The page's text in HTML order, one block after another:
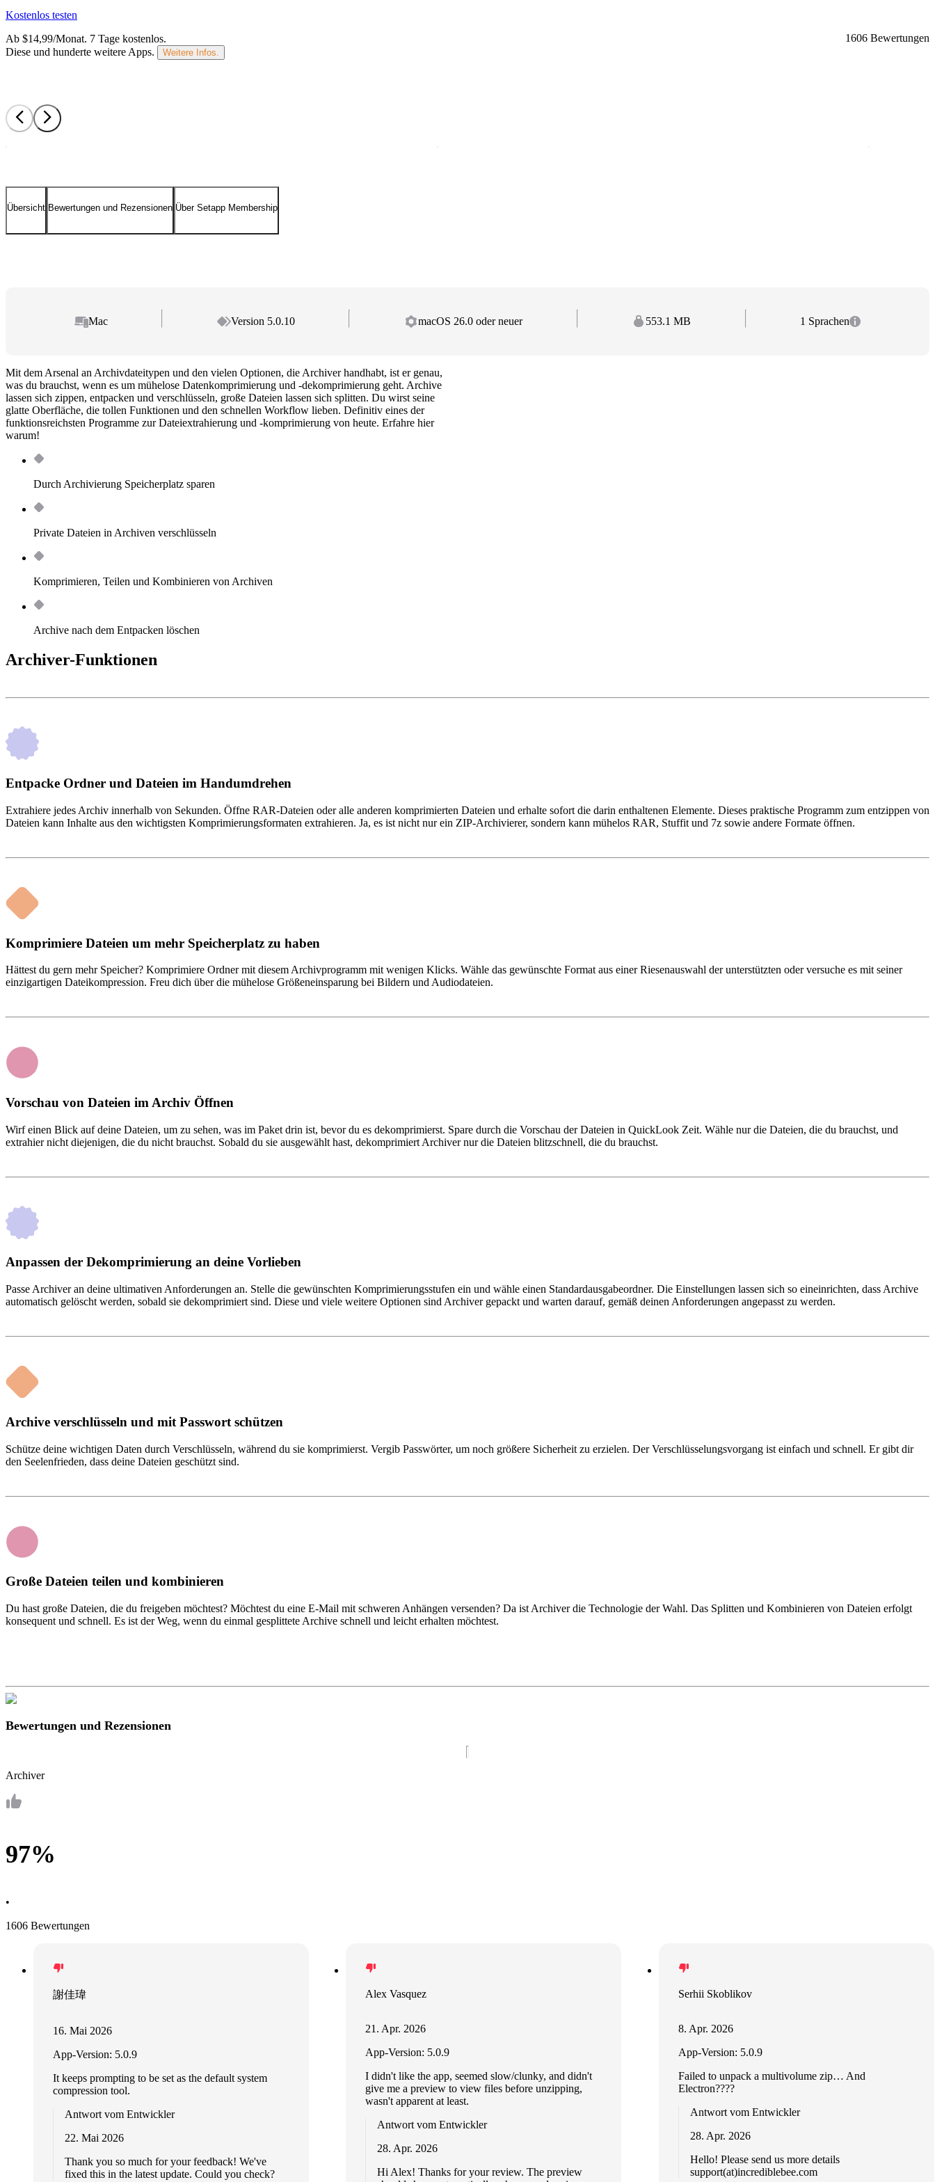
1606 Bewertungen
Kostenlos testen
Ab $14,99/Monat. 7 Tage kostenlos.
Diese und hunderte weitere Apps.
Weitere Infos.
Übersicht Bewertungen und Rezensionen Über Setapp Membership
Mac Version 5.0.10 macOS 26.0 oder neuer 553.1 MB 1 Sprachen
Mit dem Arsenal an Archivdateitypen und den vielen Optionen, die Archiver handhabt, ist er genau,
was du brauchst, wenn es um mühelose Datenkomprimierung und -dekomprimierung geht. Archive
lassen sich zippen, entpacken und verschlüsseln, große Dateien lassen sich splitten. Du wirst seine
glatte Oberfläche, die tollen Funktionen und den schnellen Workflow lieben. Definitiv eines der
funktionsreichsten Programme zur Dateiextrahierung und -komprimierung von heute. Erfahre hier
warum!
Durch Archivierung Speicherplatz sparen
Private Dateien in Archiven verschlüsseln
Komprimieren, Teilen und Kombinieren von Archiven
Archive nach dem Entpacken löschen
Archiver-Funktionen
Entpacke Ordner und Dateien im Handumdrehen
Extrahiere jedes Archiv innerhalb von Sekunden. Öffne RAR-Dateien oder alle anderen komprimierten Dateien und erhalte sofort die darin enthaltenen Elemente. Dieses praktische Programm zum entzippen von
Dateien kann Inhalte aus den wichtigsten Komprimierungsformaten extrahieren. Ja, es ist nicht nur ein ZIP-Archivierer, sondern kann mühelos RAR, Stuffit und 7z sowie andere Formate öffnen.
Komprimiere Dateien um mehr Speicherplatz zu haben
Hättest du gern mehr Speicher? Komprimiere Ordner mit diesem Archivprogramm mit wenigen Klicks. Wähle das gewünschte Format aus einer Riesenauswahl der unterstützten oder versuche es mit seiner
einzigartigen Dateikompression. Freu dich über die mühelose Größeneinsparung bei Bildern und Audiodateien.
Vorschau von Dateien im Archiv Öffnen
Wirf einen Blick auf deine Dateien, um zu sehen, was im Paket drin ist, bevor du es dekomprimierst. Spare durch die Vorschau der Dateien in QuickLook Zeit. Wähle nur die Dateien, die du brauchst, und
extrahier nicht diejenigen, die du nicht brauchst. Sobald du sie ausgewählt hast, dekomprimiert Archiver nur die Dateien blitzschnell, die du brauchst.
Anpassen der Dekomprimierung an deine Vorlieben
Passe Archiver an deine ultimativen Anforderungen an. Stelle die gewünschten Komprimierungsstufen ein und wähle einen Standardausgabeordner. Die Einstellungen lassen sich so eineinrichten, dass Archive
automatisch gelöscht werden, sobald sie dekomprimiert sind. Diese und viele weitere Optionen sind Archiver gepackt und warten darauf, gemäß deinen Anforderungen angepasst zu werden.
Archive verschlüsseln und mit Passwort schützen
Schütze deine wichtigen Daten durch Verschlüsseln, während du sie komprimierst. Vergib Passwörter, um noch größere Sicherheit zu erzielen. Der Verschlüsselungsvorgang ist einfach und schnell. Er gibt dir
den Seelenfrieden, dass deine Dateien geschützt sind.
Große Dateien teilen und kombinieren
Du hast große Dateien, die du freigeben möchtest? Möchtest du eine E-Mail mit schweren Anhängen versenden? Da ist Archiver die Technologie der Wahl. Das Splitten und Kombinieren von Dateien erfolgt
konsequent und schnell. Es ist der Weg, wenn du einmal gesplittete Archive schnell und leicht erhalten möchtest.
Bewertungen und Rezensionen
Archiver
97%
•
1606 Bewertungen
謝佳瑋
16. Mai 2026
App-Version: 5.0.9
It keeps prompting to be set as the default system
compression tool.
Antwort vom Entwickler
22. Mai 2026
Thank you so much for your feedback! We've
fixed this in the latest update. Could you check?
Alex Vasquez
21. Apr. 2026
App-Version: 5.0.9
I didn't like the app, seemed slow/clunky, and didn't
give me a preview to view files before unzipping,
wasn't apparent at least.
Antwort vom Entwickler
28. Apr. 2026
Hi Alex! Thanks for your review. The preview
Serhii Skoblikov
8. Apr. 2026
App-Version: 5.0.9
Failed to unpack a multivolume zip… And
Electron????
Antwort vom Entwickler
28. Apr. 2026
Hello! Please send us more details
support(at)incrediblebee.com